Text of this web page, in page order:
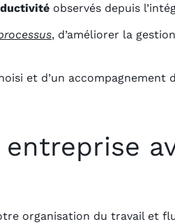
observés depuis
, d’améliorer la
et d’un
organisation du travail et